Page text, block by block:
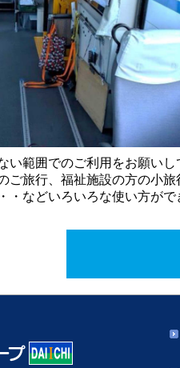
い範囲でのご利用をお願いし
ご旅行、福祉施設の方の小
・などいろいろな使い方がで